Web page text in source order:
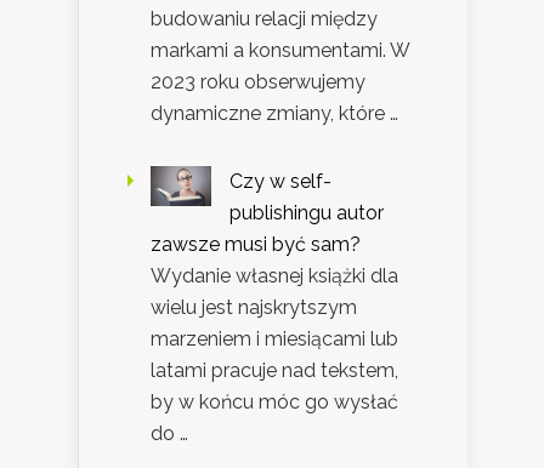
budowaniu relacji między
markami a konsumentami. W
2023 roku obserwujemy
dynamiczne zmiany, które …
Czy w self-
publishingu autor
zawsze musi być sam?
Wydanie własnej książki dla
wielu jest najskrytszym
marzeniem i miesiącami lub
latami pracuje nad tekstem,
by w końcu móc go wysłać
do …